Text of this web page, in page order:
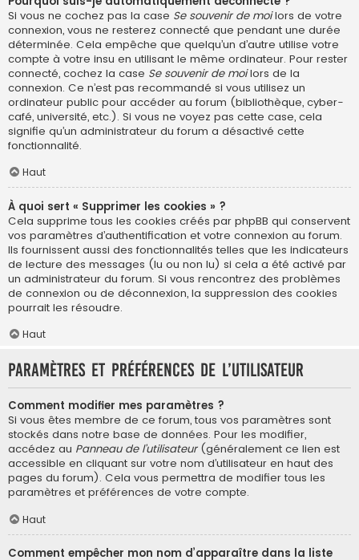
Si vous ne cochez pas la case Se souvenir de moilors de votre
connexion, vous ne resterez connecté que pendant une durée
déterminée. Cela empêche que quelqu’un d’autre utilise votre
compte à votre insu en utilisant le même ordinateur. Pour rester
connecté, cochez la case Se souvenir de moilors de la
connexion. Ce n’est pas recommandé si vous utilisez un
ordinateur public pour accéder au forum (bibliothèque, cyber-
café, université, etc.). Si vous ne voyez pas cette case, cela
signifie qu’un administrateur du forum a désactivé cette
fonctionnalité.
Haut
À quoi sert « Supprimer les cookies » ?
Cela supprime tous les cookies créés par phpBB qui conservent
vos paramètres d’authentification et votre connexion au forum.
Ils fournissent aussi des fonctionnalités telles que les indicateurs
de lecture des messages (lu ou non lu) si cela a été activé par
un administrateur du forum. Si vous rencontrez des problèmes
de connexion ou de déconnexion, la suppression des cookies
pourrait les résoudre.
Haut
Paramètres et préférences de l’utilisateur
Comment modifier mes paramètres ?
Si vous êtes membre de ce forum, tous vos paramètres sont
stockés dans notre base de données. Pour les modifier,
accédez au Panneau de l’utilisateur(généralement ce lien est
accessible en cliquant sur votre nom d’utilisateur en haut des
pages du forum). Cela vous permettra de modifier tous les
paramètres et préférences de votre compte.
Haut
Comment empêcher mon nom d’apparaître dans la liste